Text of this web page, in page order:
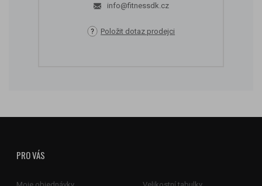
info@fitnessdk.cz
Položit dotaz prodejci
PRO VÁS